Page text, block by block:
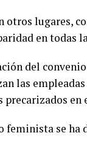
otros lugares,
en todas
del
las
precarizados en
se ha